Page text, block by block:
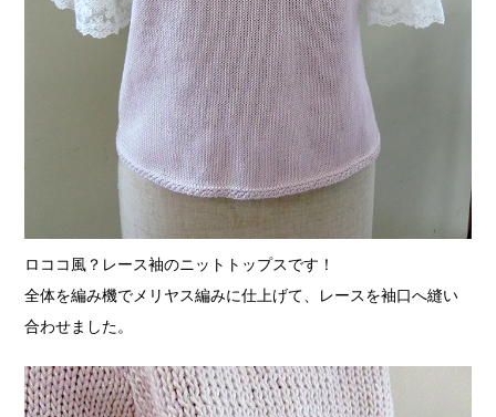
ロココ風？レース袖のニットトップスです！
全体を編み機でメリヤス編みに仕上げて、レースを袖口へ縫い
合わせました。